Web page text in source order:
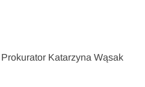
Katarzyna Wąsak